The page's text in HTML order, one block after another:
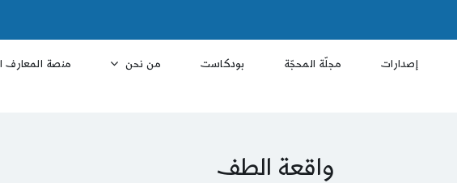
إصدارات مجلّة المحجّة بودكاست من نحن منصة المعارف
واقعة الطف